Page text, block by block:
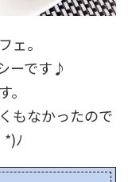
ェ。
ーです♪
もなかったので
ﾉ